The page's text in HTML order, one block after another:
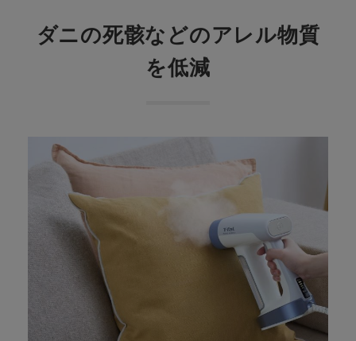
ダニの死骸などのアレル物質
を低減